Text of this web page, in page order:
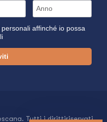
affinché io possa
Tutti i dirittiriservati.